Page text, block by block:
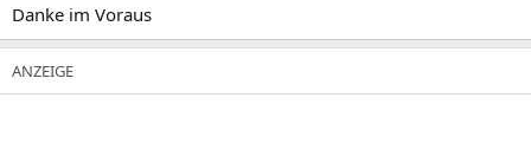
Danke im Voraus